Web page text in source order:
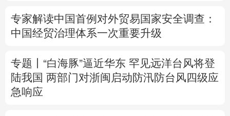
专家解读中国首例对外贸易国家安全调查：
中国经贸治理体系一次重要升级
专题丨 “白海豚”逼近华东 罕见远洋台风将登
陆我国 两部门对浙闽启动防汛防台风四级应
急响应